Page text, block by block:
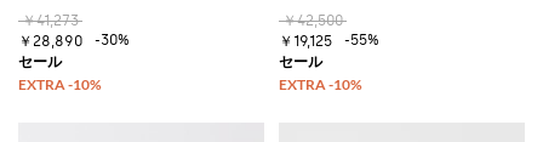
￥41,273
￥28,890
-30%
￥42,500
￥19,125
-55%